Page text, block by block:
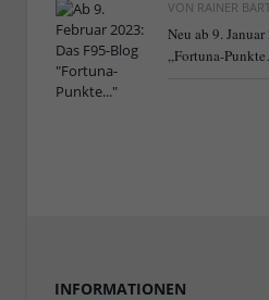
VON RAINER
Neu ab 9.
„Fortuna-
INFORMATIONEN